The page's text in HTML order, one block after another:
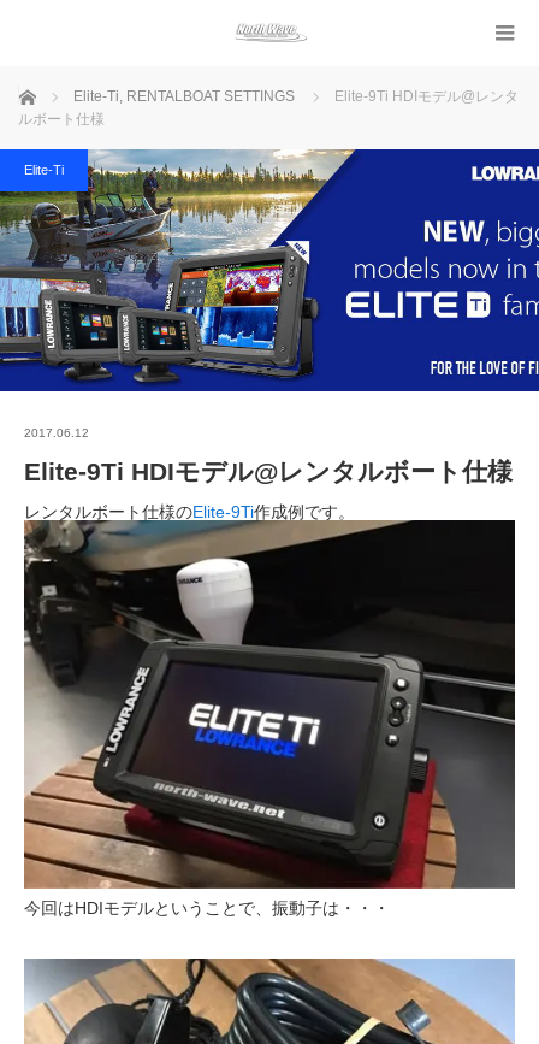
ホーム Elite-Ti, RENTALBOAT SETTINGS
Elite-9Ti HDIモデル@レンタ
ルボート仕様
Elite-Ti
2017.06.12
Elite-9Ti HDIモデル@レンタルボート仕様
レンタルボート仕様のElite-9Ti作成例です。
今回はHDIモデルということで、振動子は・・・